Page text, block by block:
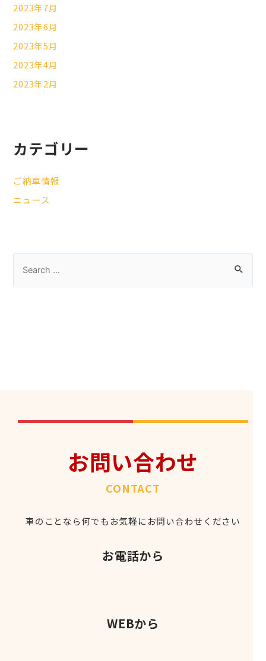
2023年7月
2023年6月
2023年5月
2023年4月
2023年2月
カテゴリー
ご納車情報
ニュース
お問い合わせ
CONTACT
車のことなら何でもお気軽にお問い合わせください
お電話から
WEBから